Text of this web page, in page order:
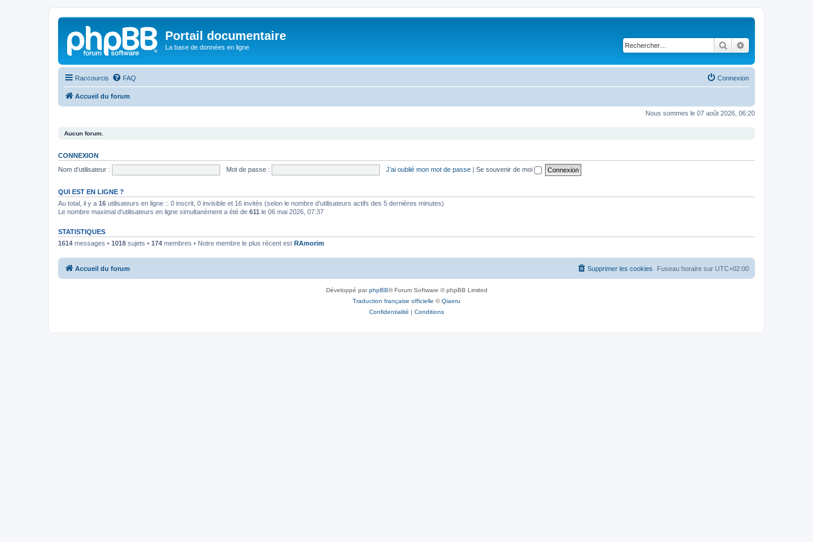
Portail documentaire
La base de données en ligne Rechercher
Raccourcis FAQ Connexion
Accueil du forum
Nous sommes le 07 août 2026, 06:20
Aucun forum.
CONNEXION
Nom d’utilisateur :
Mot de passe : J’ai oublié mon mot de passe | Se souvenir de moi
QUI EST EN LIGNE ?
Au total, il y a 16 utilisateurs en ligne :: 0 inscrit, 0 invisible et 16 invités (selon le nombre d’utilisateurs actifs des 5 dernières minutes)
Le nombre maximal d’utilisateurs en ligne simultanément a été de 611 le 06 mai 2026, 07:37
STATISTIQUES
1614 messages • 1018 sujets • 174 membres • Notre membre le plus récent est RAmorim
Accueil du forum Fuseau horaire sur UTC+02:00
Supprimer les cookies
Développé parphpBB® Forum Software © phpBB Limited
Traduction française officielle ©Qiaeru
Confidentialité | Conditions